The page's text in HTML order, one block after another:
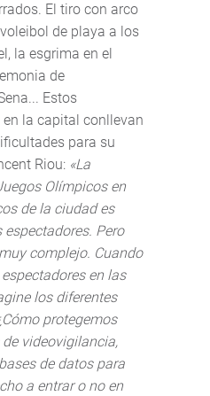
El tiro con arco
de playa a los
la esgrima en el
de
Estos
la capital conllevan
para su
Riou: «La
Olímpicos en
de la ciudad es
Pero
complejo. Cuando
en las
los diferentes
protegemos
videovigilancia,
de datos para
a entrar o no en